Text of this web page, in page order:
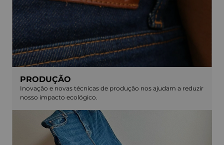
PRODUÇÃO
Inovação e novas técnicas de produção nos ajudam a reduzir
nosso impacto ecológico.